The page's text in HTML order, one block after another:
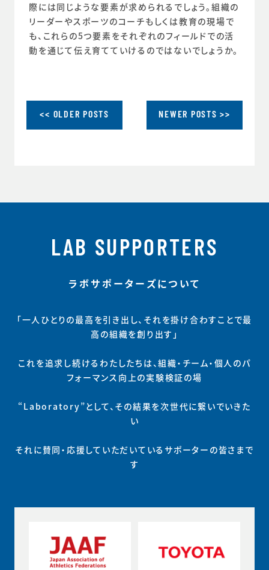
際には同じような要素が求められるでしょう。組織の
リーダーやスポーツのコーチもしくは教育の現場で
も、これらの5つ要素をそれぞれのフィールドでの活
動を通じて伝え育てていけるのではないでしょうか。
NEWER POSTS >>
<< OLDER POSTS
LAB SUPPORTERS
ラボサポーターズについて
「一人ひとりの最高を引き出し、それを掛け合わすことで最
高の組織を創り出す」
これを追求し続けるわたしたちは、組織・チーム・個人のパ
フォーマンス向上の実験検証の場
“Laboratory”として、その結果を次世代に繋いでいきた
い
それに賛同・応援していただいているサポーターの皆さまで
す